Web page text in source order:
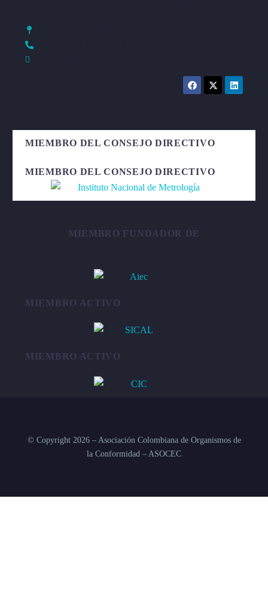
MIEMBRO DEL CONSEJO DIRECTIVO
MIEMBRO DEL CONSEJO DIRECTIVO
MIEMBRO FUNDADOR DE
MIEMBRO ACTIVO
MIEMBRO ACTIVO
© Copyright 2026 – Asociación Colombiana de Organismos de
la Conformidad – ASOCEC